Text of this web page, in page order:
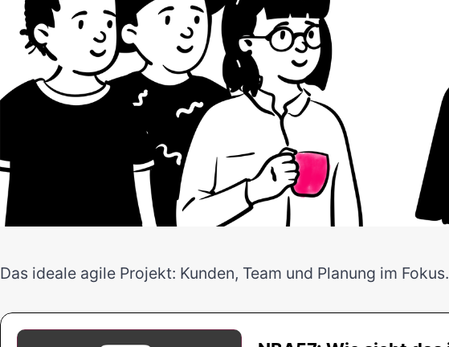
Das ideale agile Projekt: Kunden, Team und Planung im Fokus.